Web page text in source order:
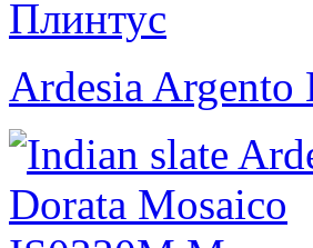
Ardesia Argento